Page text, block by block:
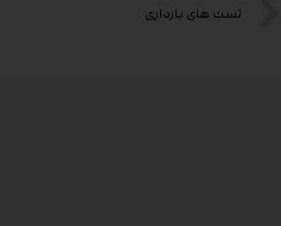
تست های بارداری